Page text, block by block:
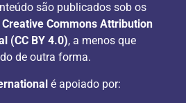
são publicados sob os
Creative Commons Attribution
(CC BY 4.0), a menos que
de outra forma.
é apoiado por: